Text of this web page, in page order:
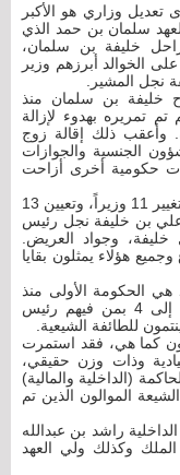
(خاص): في 13 يونيو 2022 جرى تعديل وزاري هو الأكبر
سلمان بن حمد الذي
خليفة بن سلمان،
الخوالد أبرزهم وزير
نجل المشير.
خليفة بن سلمان منذ
تم تمريره بهدوء لإزالة
وأعقب ذلك إقالة زوج
الجنسية والجوازات
حكومية أخرى أزاحت
أما التغيير الحكومي في يونيو 2022 فقد حمل تغيير 11 وزيراً، وتعيين 13
علي بن خليفة نجل رئيس
وجواد العريض.
هؤلاء يمثلون بقايا
الحكومة الأولى منذ
الاستقلال التي تقلصت فيها مقاعد آل خليفة إلى 4 بمن فيهم رئيس
كما هي، فقد استمرت
وذات وزن حقيقي،
(الداخلية والمالية)
الموالون الذين تم
راشد بن عبدالله
وكذلك ولي العهد